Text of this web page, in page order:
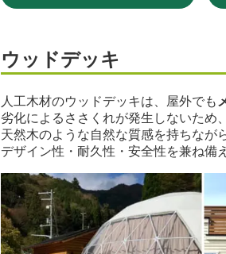
ウッドデッキ
人工木材のウッドデッキは、屋外でも
劣化によるささくれが発生しないため、
天然木のような自然な質感を持ちなが
デザイン性・耐久性・安全性を兼ね備